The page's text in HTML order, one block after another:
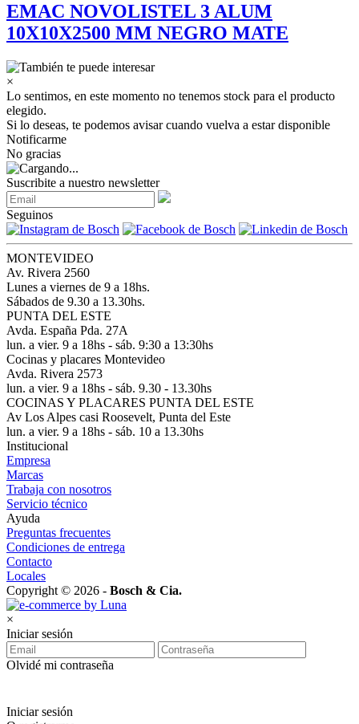
EMAC NOVOLISTEL 3 ALUM
10X10X2500 MM NEGRO MATE
×
Lo sentimos, en este momento no tenemos stock para el producto
elegido.
Si lo deseas, te podemos avisar cuando vuelva a estar disponible
Notificarme
No gracias
Suscribite a nuestro newsletter
Seguinos
MONTEVIDEO
Av. Rivera 2560
Lunes a viernes de 9 a 18hs.
Sábados de 9.30 a 13.30hs.
PUNTA DEL ESTE
Avda. España Pda. 27A
lun. a vier. 9 a 18hs - sáb. 9:30 a 13:30hs
Cocinas y placares Montevideo
Avda. Rivera 2573
lun. a vier. 9 a 18hs - sáb. 9.30 - 13.30hs
COCINAS Y PLACARES PUNTA DEL ESTE
Av Los Alpes casi Roosevelt, Punta del Este
lun. a vier. 9 a 18hs - sáb. 10 a 13.30hs
Institucional
Empresa
Marcas
Trabaja con nosotros
Servicio técnico
Ayuda
Preguntas frecuentes
Condiciones de entrega
Contacto
Locales
Copyright © 2026 - Bosch & Cia.
×
Iniciar sesión
Olvidé mi contraseña
Iniciar sesión